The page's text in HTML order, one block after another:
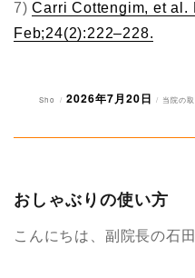
7)Carri Cottengim, et al.
Feb;24(2):222–228.
投
Sho
投
2026年7月20日
カ
当院の
おしゃぶりの使い方
こんにちは、副院長の石田